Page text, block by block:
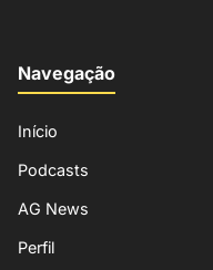
Navegação
Início
Podcasts
AG News
Perfil